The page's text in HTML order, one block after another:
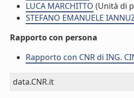
LUCA MARCHITTO (Unità di
STEFANO EMANUELE
Rapporto con persona
Rapporto con CNR di ING.
data.CNR.it